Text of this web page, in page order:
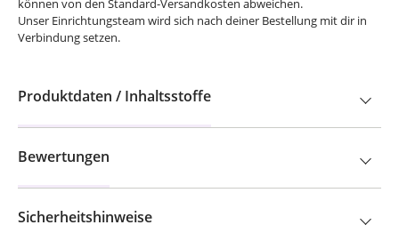
können von den Standard-Versandkosten abweichen.
Unser Einrichtungsteam wird sich nach deiner Bestellung mit dir in
Verbindung setzen.
Produktdaten / Inhaltsstoffe
Bewertungen
Sicherheitshinweise